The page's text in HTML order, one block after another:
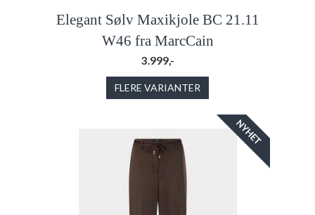
Elegant Sølv Maxikjole BC 21.11
W46 fra MarcCain
3.999,-
FLERE VARIANTER
NYHET